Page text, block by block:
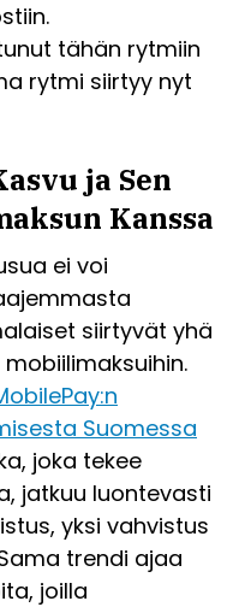
tähän rytmiin
rytmi siirtyy nyt
ja Sen
Kanssa
ei voi
siirtyvät yhä
Suomessa
joka tekee
jatkuu luontevasti
yksi vahvistus
trendi ajaa
joilla